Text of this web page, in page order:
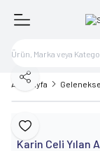
Ana Sayfa
Favoriye Ekle
Paylaş
Karin
Karin Celi Yılan